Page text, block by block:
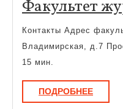
Факультет
Контакты Адрес
Владимирская, д.7
15 мин.
ПОДРОБНЕЕ